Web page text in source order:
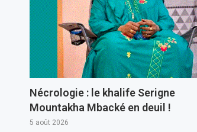
Nécrologie : le khalife Serigne
Mountakha Mbacké en deuil !
5 août 2026